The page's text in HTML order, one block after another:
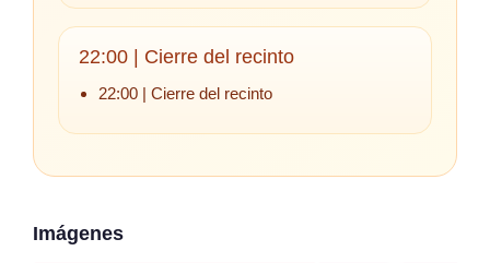
22:00 | Cierre del recinto
22:00 | Cierre del recinto
Imágenes